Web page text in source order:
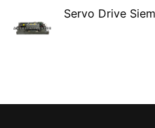
Servo Drive